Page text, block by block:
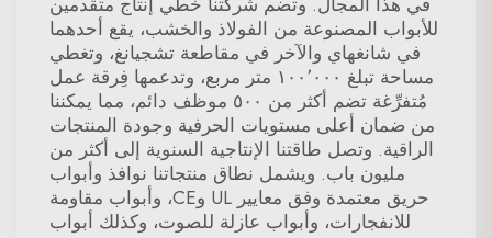
للأبواب المصنوعة من الفولاذ والخشب، يقع أحدهما
في شانغهاي والآخر في مقاطعة تشجيانغ، وتغطي
مساحة تبلغ ١٠٠٬٠٠٠ متر مربع، وتدعمها فِرقة عمل
مُتفرِّغة تضم أكثر من ٥٠٠ موظف دائم، مما يمكننا
من ضمان أعلى مستويات الحرفية وجودة المنتجات
الراقية. وتصل طاقتنا الإنتاجية السنوية إلى أكثر من
مليون باب. ويشمل نطاق منتجاتنا نوافذ وأبواب
حريق معتمدة وفق معايير UL وCE، وأبواب مقاومة
للانفجارات، وأبواب عازلة للصوت، وكذلك أبواب